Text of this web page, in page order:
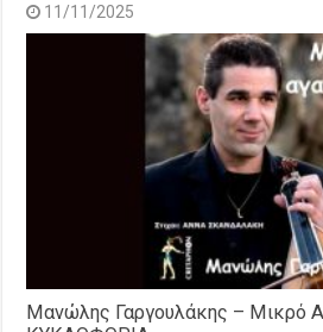
11/11/2025
Μανώλης Γαργουλάκης – Μικρό